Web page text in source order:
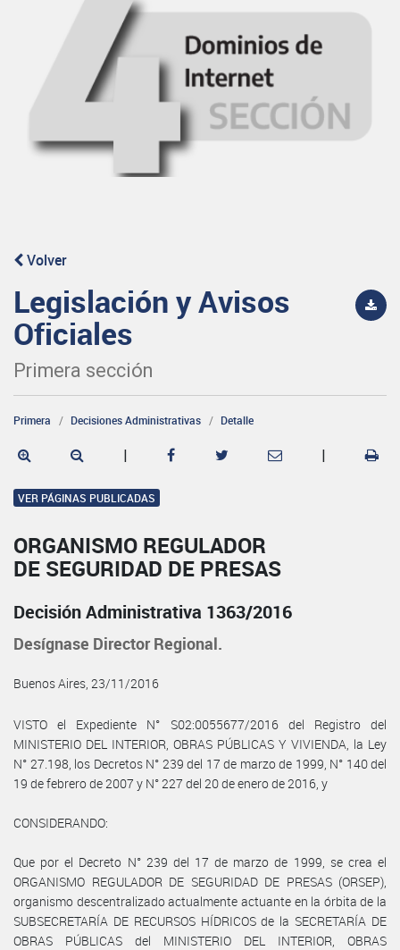
Volver
Legislación y Avisos
Oficiales
Primera sección
Primera Decisiones Administrativas Detalle
| |
VER PÁGINAS PUBLICADAS
ORGANISMO REGULADOR
DE SEGURIDAD DE PRESAS
Decisión Administrativa 1363/2016
Desígnase Director Regional.
Buenos Aires, 23/11/2016
VISTO el Expediente N° S02:0055677/2016 del Registro del
MINISTERIO DEL INTERIOR, OBRAS PÚBLICAS Y VIVIENDA, la Ley
N° 27.198, los Decretos N° 239 del 17 de marzo de 1999, N° 140 del
19 de febrero de 2007 y N° 227 del 20 de enero de 2016, y
CONSIDERANDO:
Que por el Decreto N° 239 del 17 de marzo de 1999, se crea el
ORGANISMO REGULADOR DE SEGURIDAD DE PRESAS (ORSEP),
organismo descentralizado actualmente actuante en la órbita de la
SUBSECRETARÍA DE RECURSOS HÍDRICOS de la SECRETARÍA DE
OBRAS PÚBLICAS del MINISTERIO DEL INTERIOR, OBRAS